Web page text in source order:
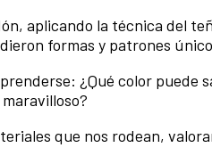
aplicando la técnica del
formas y patrones
¿Qué color puede
que nos rodean,